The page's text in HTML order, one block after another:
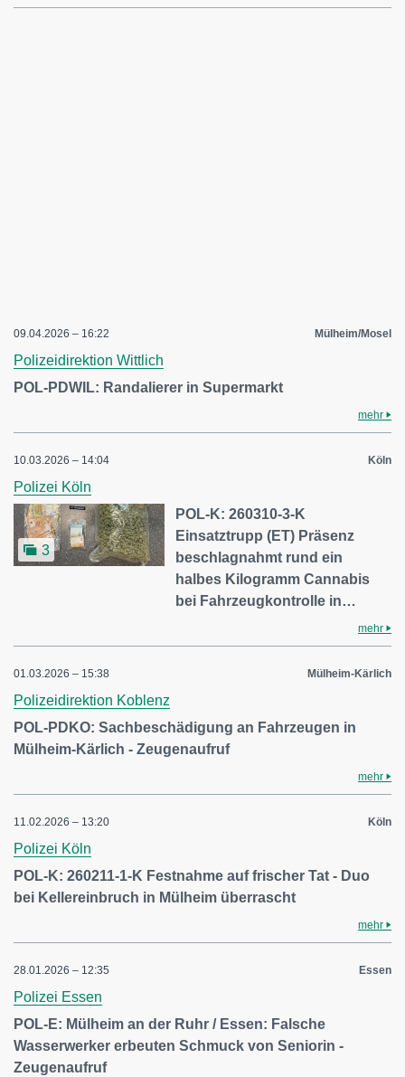
09.04.2026 – 16:22 Mülheim/Mosel
Polizeidirektion Wittlich
POL-PDWIL: Randalierer in Supermarkt
mehr
10.03.2026 – 14:04 Köln
Polizei Köln
3
POL-K: 260310-3-K
Einsatztrupp (ET) Präsenz
beschlagnahmt rund ein
halbes Kilogramm Cannabis
bei Fahrzeugkontrolle in…
mehr
01.03.2026 – 15:38 Mülheim-Kärlich
Polizeidirektion Koblenz
POL-PDKO: Sachbeschädigung an Fahrzeugen in
Mülheim-Kärlich - Zeugenaufruf
mehr
11.02.2026 – 13:20 Köln
Polizei Köln
POL-K: 260211-1-K Festnahme auf frischer Tat - Duo
bei Kellereinbruch in Mülheim überrascht
mehr
28.01.2026 – 12:35 Essen
Polizei Essen
POL-E: Mülheim an der Ruhr / Essen: Falsche
Wasserwerker erbeuten Schmuck von Seniorin -
Zeugenaufruf